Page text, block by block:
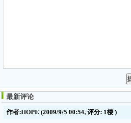
最新评论
作者:HOPE (2009/9/5 00:54, 评分: 1楼 )